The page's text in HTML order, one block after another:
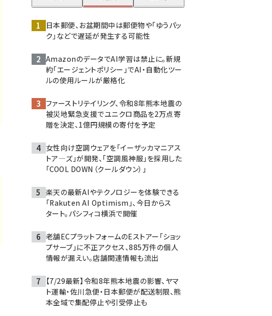
日本郵便、お盆期間中は郵便物や「ゆうパッ
ク」などで遅延が発生する可能性
AmazonのデータでAI学習は禁止に。新規
約「エージェントポリシー」でAI・自動化ツー
ルの使用ルールが厳格化
ファーストリテイリング、令和8年熊本地震の
被災地緊急支援でユニクロ商品を2万点寄
贈を決定、1億円規模の寄付を予定
女性向け空調ウェアを「イーザッカマニアス
トア―ズ」が開発、「空調風神服」を採用した
「COOL DOWN（クールダウン）」
楽天の最新AIやテクノロジーを体験できる
「Rakuten AI Optimism」、今日からス
タート。パシフィコ横浜で開催
老舗ECプラットフォームのEストアー「ショッ
プサーブ」に不正アクセス、885万件の個人
情報が漏えい。店舗関連情報も流出
【7/29最新】令和8年熊本地震の影響、ヤマ
ト運輸・佐川急便・日本郵便が配送制限、熊
本全域で集配停止や引受停止も